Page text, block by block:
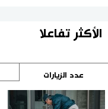
الأكثر تفاعلا
عدد الزيارات